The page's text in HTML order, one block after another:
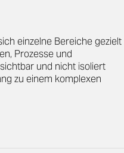
einzelne Bereiche gezielt
Prozesse und
und nicht isoliert
zu einem komplexen